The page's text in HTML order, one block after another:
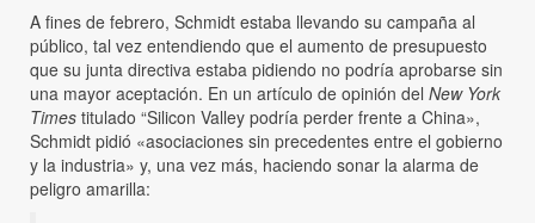
A fines de febrero, Schmidt estaba llevando su campaña al
público, tal vez entendiendo que el aumento de presupuesto
que su junta directiva estaba pidiendo no podría aprobarse sin
una mayor aceptación. En un artículo de opinión del New York
Times titulado “Silicon Valley podría perder frente a China»,
Schmidt pidió «asociaciones sin precedentes entre el gobierno
y la industria» y, una vez más, haciendo sonar la alarma de
peligro amarilla: